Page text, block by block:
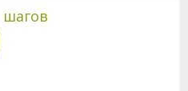
шагов